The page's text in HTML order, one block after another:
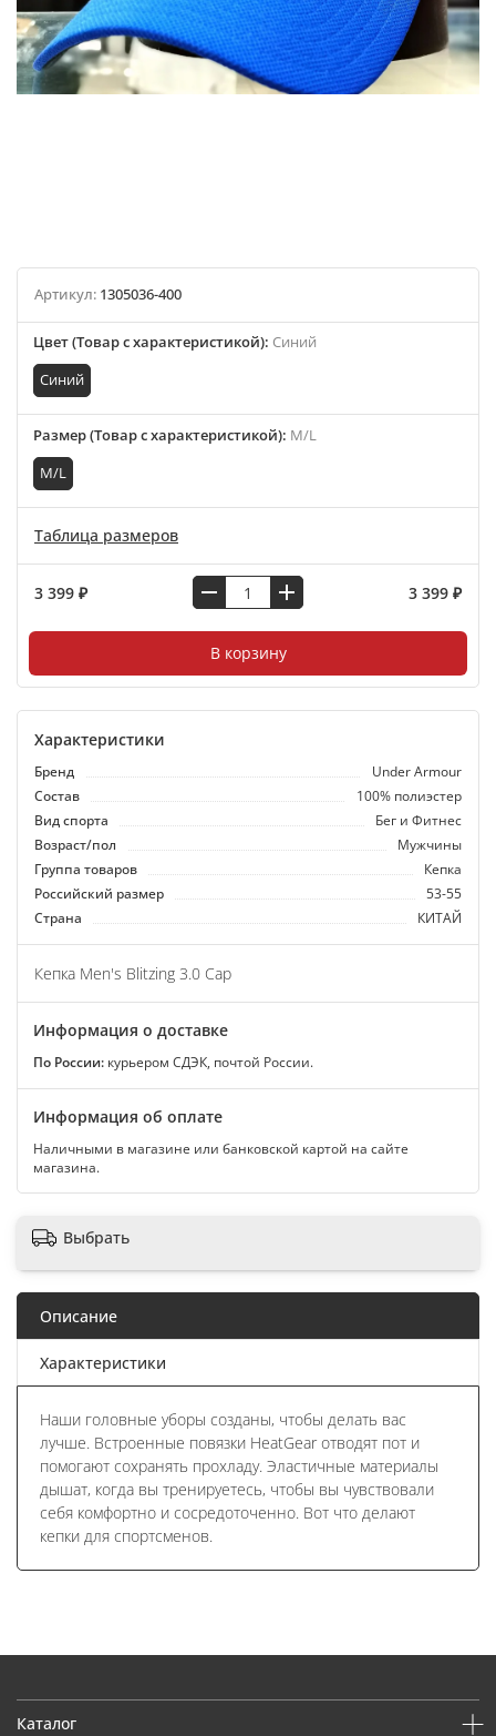
Артикул: 1305036-400
Цвет (Товар с характеристикой): Синий
Синий
Размер (Товар с характеристикой): M/L
M/L
Таблица размеров
3 399 ₽ 3 399 ₽
В корзину
Характеристики
Бренд
Under Armour
Состав
100% полиэстер
Вид спорта
Бег и Фитнес
Возраст/пол
Мужчины
Группа товаров
Кепка
Российский размер
53-55
Страна
КИТАЙ
Кепка Men's Blitzing 3.0 Cap
Информация о доставке
По России: курьером СДЭК, почтой России.
Информация об оплате
Наличными в магазине или банковской картой на сайте
магазина.
Выбрать
Описание
Характеристики
Наши головные уборы созданы, чтобы делать вас
лучше. Встроенные повязки HeatGear отводят пот и
помогают сохранять прохладу. Эластичные материалы
дышат, когда вы тренируетесь, чтобы вы чувствовали
себя комфортно и сосредоточенно. Вот что делают
кепки для спортсменов.
Каталог